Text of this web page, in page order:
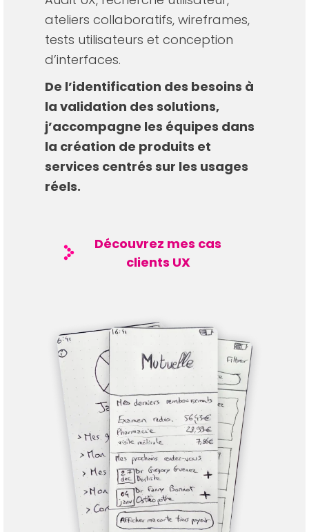
ateliers collaboratifs, wireframes,
tests utilisateurs et conception
d’interfaces.
De l’identification des besoins à
la validation des solutions,
j’accompagne les équipes dans
la création de produits et
services centrés sur les usages
réels.
Découvrez mes cas
clients UX